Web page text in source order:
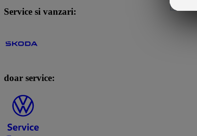
Service si vanzari:
doar service: